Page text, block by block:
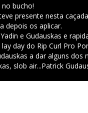
bucho!
presente nesta
depois os aplicar.
e Gudauskas e
day do Rip Curl Pro
a dar alguns
slob air...Patrick